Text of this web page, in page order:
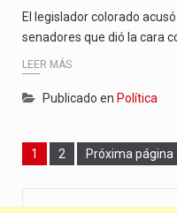
El legislador colorado
senadores que dió la cara
LEER MÁS
Publicado en Política
Page
1 Page
2 Próxima página